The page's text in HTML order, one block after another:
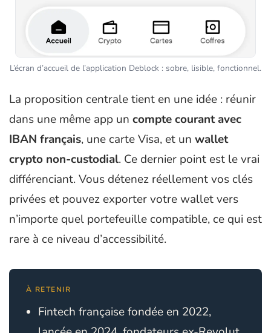
L’écran d’accueil de l’application Deblock : sobre, lisible, fonctionnel.
La proposition centrale tient en une idée : réunir
dans une même app un compte courant avec
IBAN français, une carte Visa, et un wallet
crypto non-custodial. Ce dernier point est le vrai
différenciant. Vous détenez réellement vos clés
privées et pouvez exporter votre wallet vers
n’importe quel portefeuille compatible, ce qui est
rare à ce niveau d’accessibilité.
À RETENIR
Fintech française fondée en 2022,